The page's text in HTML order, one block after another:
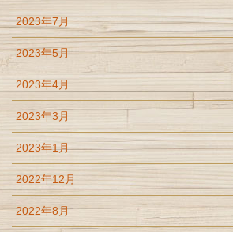
2023年7月
2023年5月
2023年4月
2023年3月
2023年1月
2022年12月
2022年8月